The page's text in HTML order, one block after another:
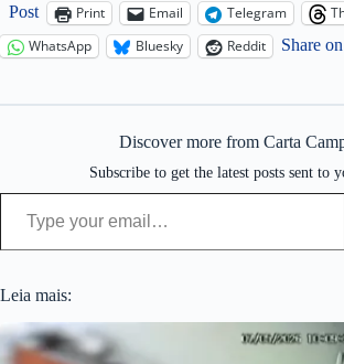
Post Print Email Telegram
WhatsApp
Bluesky Reddit Share
Discover more from Carta
Subscribe to get the latest posts sent to
Type your email…
Leia mais: